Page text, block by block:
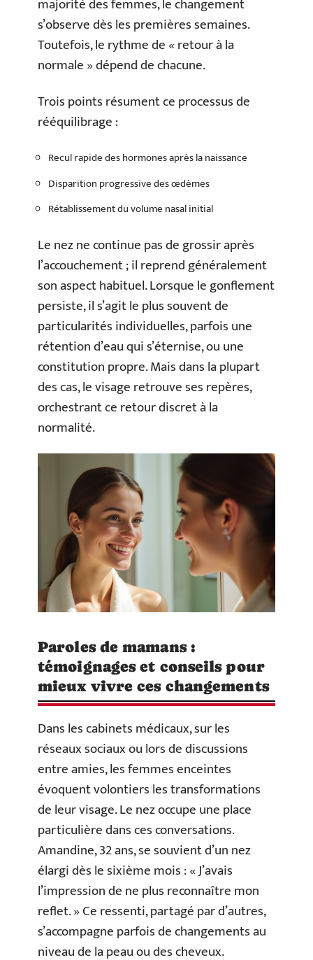
majorité des femmes, le changement
s’observe dès les premières semaines.
Toutefois, le rythme de « retour à la
normale » dépend de chacune.
Trois points résument ce processus de
rééquilibrage :
Recul rapide des hormones après la naissance
Disparition progressive des œdèmes
Rétablissement du volume nasal initial
Le nez ne continue pas de grossir après
l’accouchement ; il reprend généralement
son aspect habituel. Lorsque le gonflement
persiste, il s’agit le plus souvent de
particularités individuelles, parfois une
rétention d’eau qui s’éternise, ou une
constitution propre. Mais dans la plupart
des cas, le visage retrouve ses repères,
orchestrant ce retour discret à la
normalité.
Paroles de mamans :
témoignages et conseils pour
mieux vivre ces changements
Dans les cabinets médicaux, sur les
réseaux sociaux ou lors de discussions
entre amies, les femmes enceintes
évoquent volontiers les transformations
de leur visage. Le nez occupe une place
particulière dans ces conversations.
Amandine, 32 ans, se souvient d’un nez
élargi dès le sixième mois : « J’avais
l’impression de ne plus reconnaître mon
reflet. » Ce ressenti, partagé par d’autres,
s’accompagne parfois de changements au
niveau de la peau ou des cheveux.